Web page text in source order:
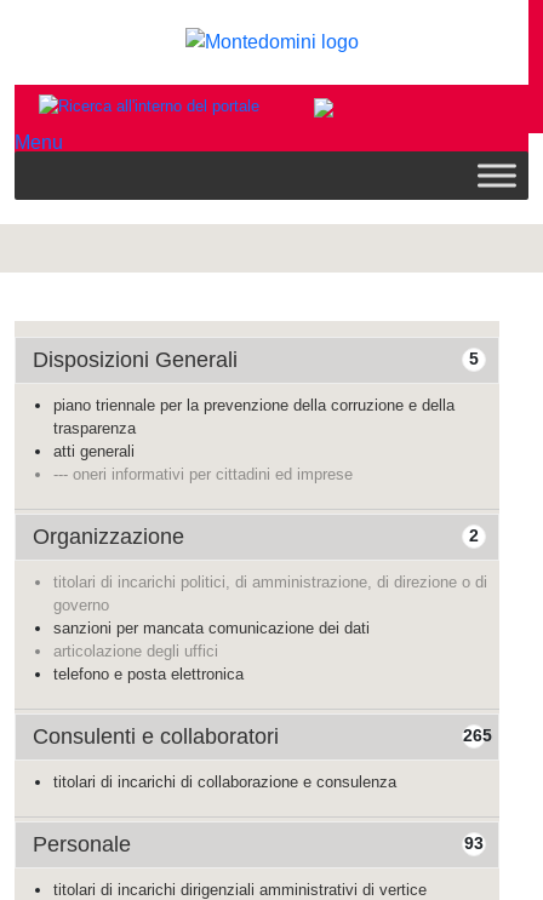
Menu
5
Disposizioni Generali
piano triennale per la prevenzione della corruzione e della
trasparenza
atti generali
--- oneri informativi per cittadini ed imprese
2
Organizzazione
titolari di incarichi politici, di amministrazione, di direzione o di
governo
sanzioni per mancata comunicazione dei dati
articolazione degli uffici
telefono e posta elettronica
265
Consulenti e collaboratori
titolari di incarichi di collaborazione e consulenza
93
Personale
titolari di incarichi dirigenziali amministrativi di vertice